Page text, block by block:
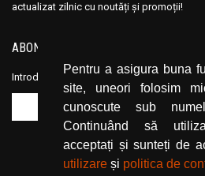
Pentru a asigura buna
site, uneori folosim
cunoscute sub
Continuând să
acceptați și sunteți de
utilizare și politica de
Andre Castelot
Andre Leroi-Gourhan
Andre Malraux
Andre Maurois
Andre Miquel
Andre Theuriet
Andre Castelot
Andre Leroi-Gourhan
Andre Malraux
Andre Maurois
Andre Miquel
Andre Theuriet
actualizat zilnic cu noutăți și promoții!
ABONEAZĂ-TE LA NEWSLETTER
Introduceți adresa dvs. de email și dați